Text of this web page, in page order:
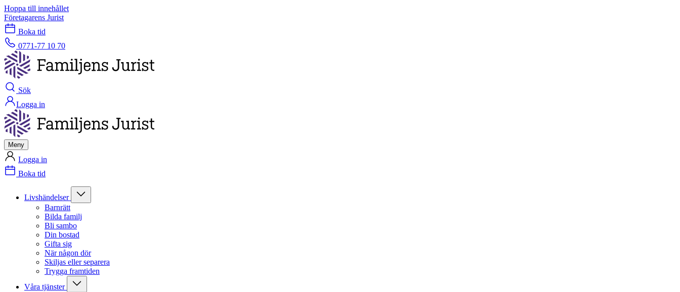
Hoppa till innehållet
Företagarens Jurist
Boka tid
0771-77 10 70
Sök
Logga in
Meny
Logga in
Boka tid
Livshändelser
Barnrätt
Bilda familj
Bli sambo
Din bostad
Gifta sig
När någon dör
Skiljas eller separera
Trygga framtiden
Våra tjänster